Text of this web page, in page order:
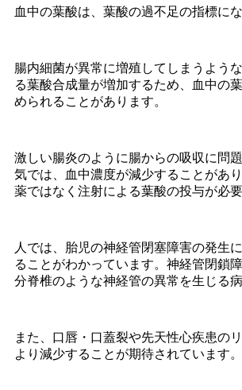
血中の葉酸は、葉酸の過不足の指標にな
腸内細菌が異常に増殖してしまうよう
る葉酸合成量が増加するため、血中の
められることがあります。
激しい腸炎のように腸からの吸収に問
気では、血中濃度が減少することがあ
薬ではなく注射による葉酸の投与が必要
人では、胎児の神経管閉塞障害の発生
ることがわかっています。神経管閉鎖
分脊椎のような神経管の異常を生じる病
また、口唇・口蓋裂や先天性心疾患の
より減少することが期待されています。